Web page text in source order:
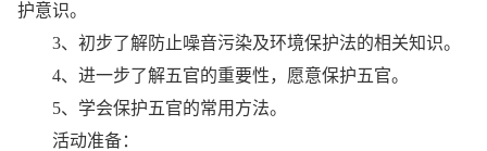
护意识。
3、初步了解防止噪音污染及环境保护法的相关知识。
4、进一步了解五官的重要性，愿意保护五官。
5、学会保护五官的常用方法。
活动准备：